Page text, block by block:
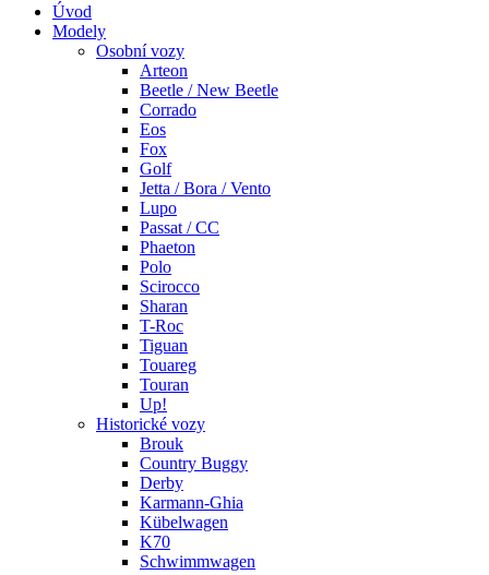
Úvod
Modely
Osobní vozy
Arteon
Beetle / New Beetle
Corrado
Eos
Fox
Golf
Jetta / Bora / Vento
Lupo
Passat / CC
Phaeton
Polo
Scirocco
Sharan
T-Roc
Tiguan
Touareg
Touran
Up!
Historické vozy
Brouk
Country Buggy
Derby
Karmann-Ghia
Kübelwagen
K70
Schwimmwagen